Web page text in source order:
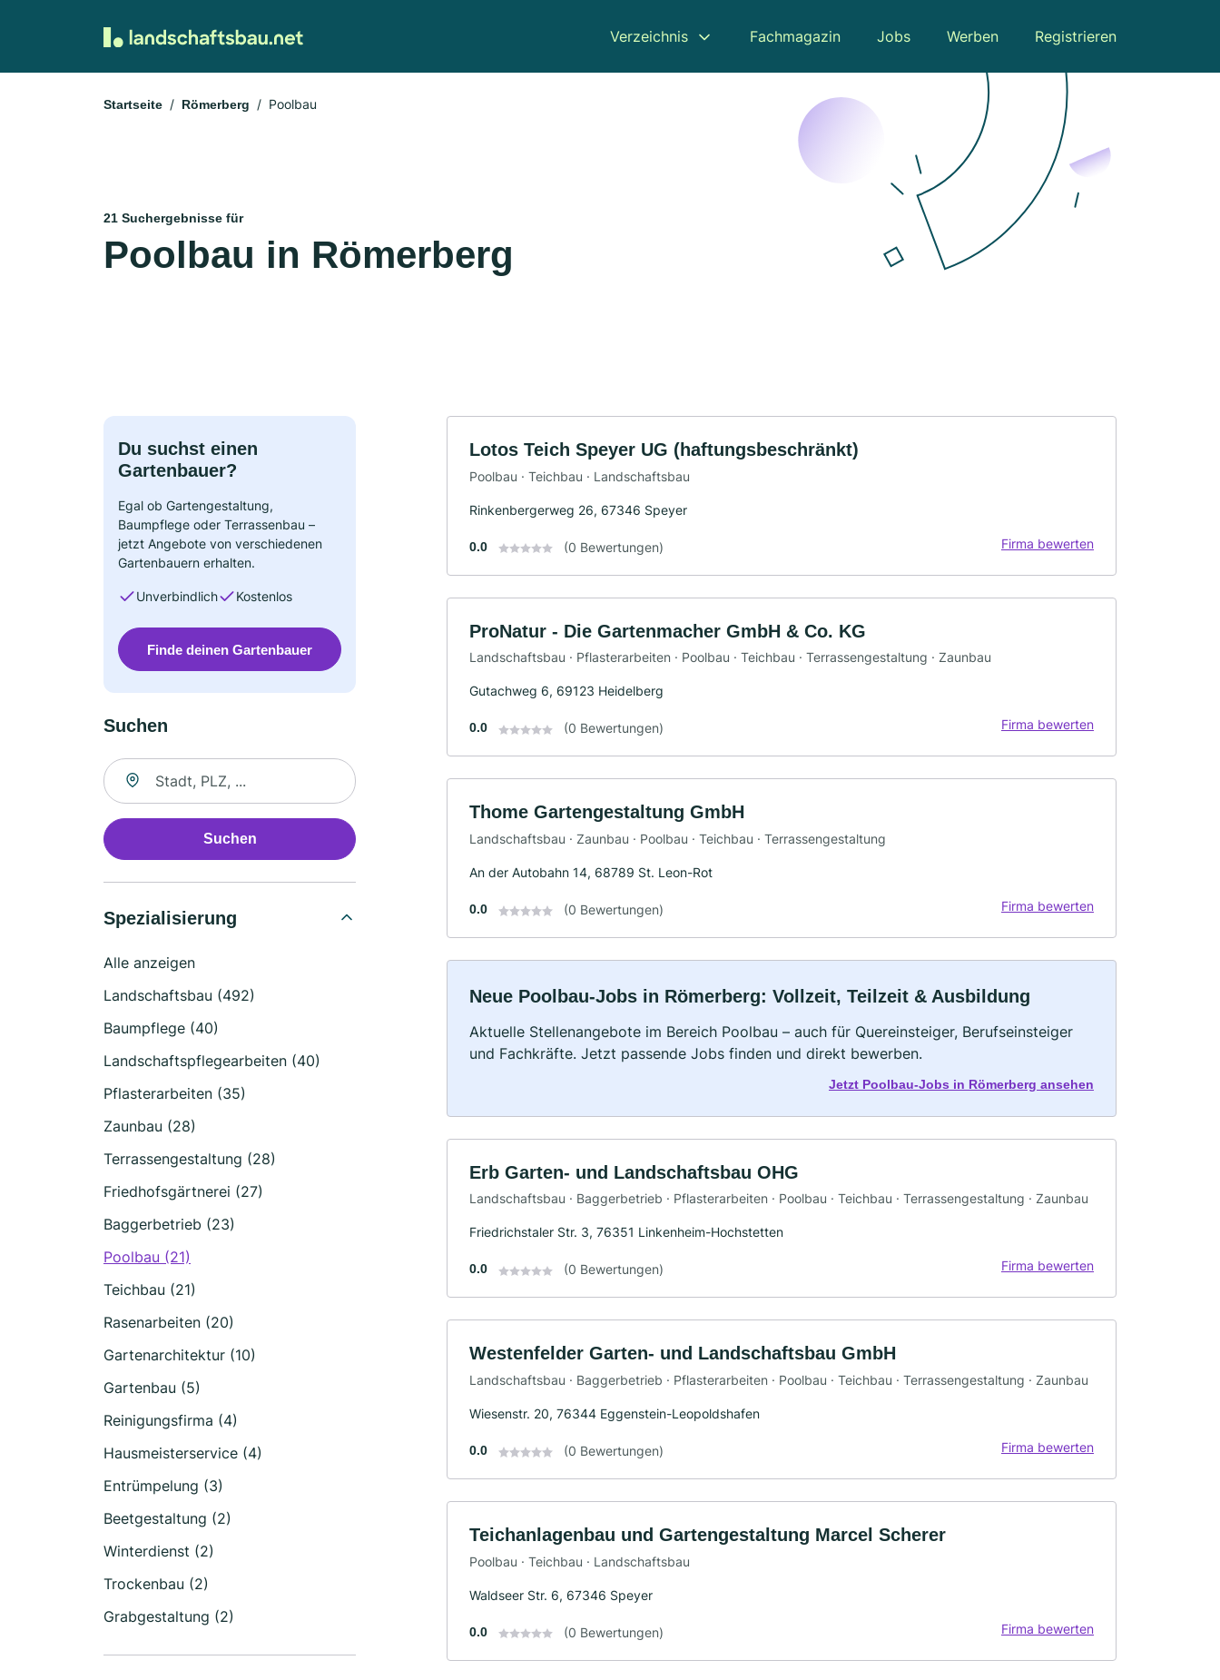
Verzeichnis Fachmagazin Jobs Werben Registrieren
Startseite Römerberg Poolbau
21 Suchergebnisse für
Poolbau in Römerberg
Du suchst einen
Gartenbauer?
Egal ob Gartengestaltung,
Baumpflege oder Terrassenbau –
jetzt Angebote von verschiedenen
Gartenbauern erhalten.
Unverbindlich Kostenlos
Finde deinen Gartenbauer
Suchen
Suche nach Ort
Suchen
Spezialisierung
Alle anzeigen
Landschaftsbau (492)
Baumpflege (40)
Landschaftspflegearbeiten (40)
Pflasterarbeiten (35)
Zaunbau (28)
Terrassengestaltung (28)
Friedhofsgärtnerei (27)
Baggerbetrieb (23)
Poolbau (21)
Teichbau (21)
Rasenarbeiten (20)
Gartenarchitektur (10)
Gartenbau (5)
Reinigungsfirma (4)
Hausmeisterservice (4)
Entrümpelung (3)
Beetgestaltung (2)
Winterdienst (2)
Trockenbau (2)
Grabgestaltung (2)
Lotos Teich Speyer UG (haftungsbeschränkt)
Poolbau · Teichbau · Landschaftsbau
Rinkenbergerweg 26, 67346 Speyer
0.0 (0 Bewertungen) Firma bewerten
ProNatur - Die Gartenmacher GmbH & Co. KG
Landschaftsbau · Pflasterarbeiten · Poolbau · Teichbau · Terrassengestaltung · Zaunbau
Gutachweg 6, 69123 Heidelberg
0.0 (0 Bewertungen) Firma bewerten
Thome Gartengestaltung GmbH
Landschaftsbau · Zaunbau · Poolbau · Teichbau · Terrassengestaltung
An der Autobahn 14, 68789 St. Leon-Rot
0.0 (0 Bewertungen) Firma bewerten
Neue Poolbau-Jobs in Römerberg: Vollzeit, Teilzeit & Ausbildung
Aktuelle Stellenangebote im Bereich Poolbau – auch für Quereinsteiger, Berufseinsteiger
und Fachkräfte. Jetzt passende Jobs finden und direkt bewerben.
Jetzt Poolbau-Jobs in Römerberg ansehen
Erb Garten- und Landschaftsbau OHG
Landschaftsbau · Baggerbetrieb · Pflasterarbeiten · Poolbau · Teichbau · Terrassengestaltung · Zaunbau
Friedrichstaler Str. 3, 76351 Linkenheim-Hochstetten
0.0 (0 Bewertungen) Firma bewerten
Westenfelder Garten- und Landschaftsbau GmbH
Landschaftsbau · Baggerbetrieb · Pflasterarbeiten · Poolbau · Teichbau · Terrassengestaltung · Zaunbau
Wiesenstr. 20, 76344 Eggenstein-Leopoldshafen
0.0 (0 Bewertungen) Firma bewerten
Teichanlagenbau und Gartengestaltung Marcel Scherer
Poolbau · Teichbau · Landschaftsbau
Waldseer Str. 6, 67346 Speyer
0.0 (0 Bewertungen) Firma bewerten